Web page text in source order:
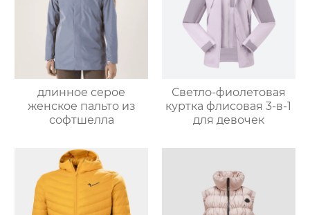
длинное серое
женское пальто из
софтшелла
Светло-фиолетовая
куртка флисовая 3-в-1
для девочек